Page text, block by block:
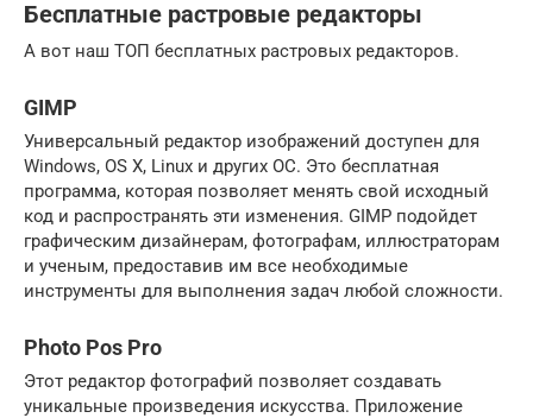
Бесплатные растровые редакторы
А вот наш ТОП бесплатных растровых редакторов.
GIMP
Универсальный редактор изображений доступен для
Windows, OS X, Linux и других ОС. Это бесплатная
программа, которая позволяет менять свой исходный
код и распространять эти изменения. GIMP подойдет
графическим дизайнерам, фотографам, иллюстраторам
и ученым, предоставив им все необходимые
инструменты для выполнения задач любой сложности.
Photo Pos Pro
Этот редактор фотографий позволяет создавать
уникальные произведения искусства. Приложение